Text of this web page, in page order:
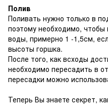
Полив
Поливать нужно только в
поэтому необходимо,
воды, примерно 1 -1,5см,
высоты горшка.
После того, как всходы
необходимо пересадить в
пересадки можно
Теперь Вы знаете секрет,